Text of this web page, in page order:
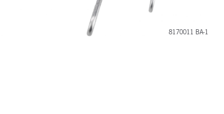
8170011 BA-1